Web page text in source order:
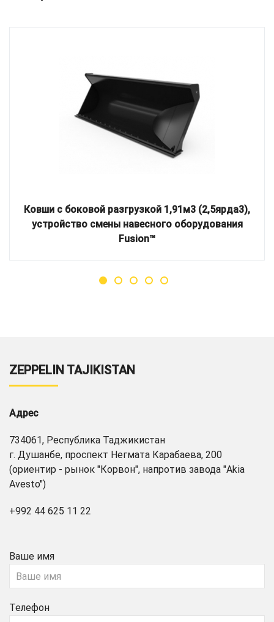
Ковши с боковой разгрузкой 1,91м3 (2,5ярда3),
устройство смены навесного оборудования
Fusion™
ZEPPELIN TAJIKISTAN
Адрес
734061, Республика Таджикистан
г. Душанбе, проспект Негмата Карабаева, 200
(ориентир - рынок "Корвон", напротив завода "Akia
Avesto")
+992 44 625 11 22
Ваше имя
Телефон